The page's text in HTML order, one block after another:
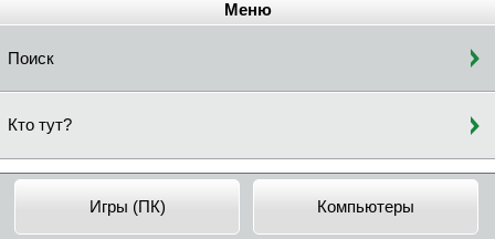
Меню
Поиск
Кто тут?
Игры (ПК) Компьютеры